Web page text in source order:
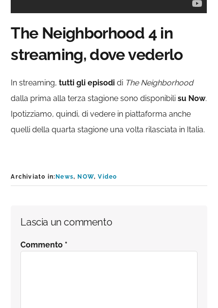
The Neighborhood 4 in
streaming, dove vederlo
In streaming,tutti gli episodi di The Neighborhood
dalla prima alla terza stagione sono disponibilisu Now.
Ipotizziamo, quindi, di vedere in piattaforma anche
quelli della quarta stagione una volta rilasciata in Italia.
Archiviato in:News,NOW,Video
Interazioni
del
Lascia un commento
Commento *